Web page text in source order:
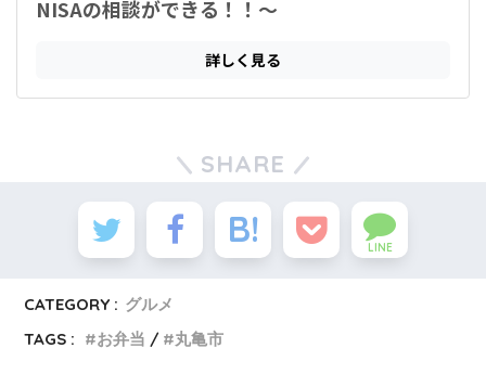
SHARE
LINE
CATEGORY : グルメ
TAGS :
お弁当 丸亀市